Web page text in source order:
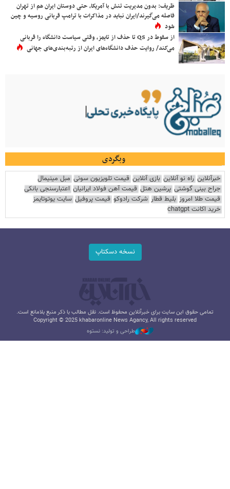
ظریف: بدون مدیریت تنش با آمریکا، حتی دوستان ایران هم از تهران
فاصله می‌گیرند/ایران نباید در مذاکرات با ترامپ قربانی روسیه و چین
شود
از سقوط در QS تا حذف از تایمز، وقتی سیاست دانشگاه را قربانی
می‌کند/ روایت حذف دانشگاه‌های ایران از رتبه‌بندی‌های جهانی
وبگردی
خبرآنلاین راه نو آنلاین بازی آنلاین قیمت تلویزیون سونی مبل مینیمال
جراح بینی گوشتی پرشین هتل قیمت آهن فولاد ایرانیان اعتبارسنجی بانکی
قیمت طلا امروز بلیط قطار شرکت رادوکو قیمت پروفیل سایت یوتوتایمز
خرید اکانت chatgpt
نسخه دسکتاپ
تمامی حقوق این سایت برای خبرآنلاین محفوظ است. نقل مطالب با ذکر منبع بلامانع است.
Copyright © 2025 khabaronline News Agancy, All rights reserved
طراحی و تولید: نستوه